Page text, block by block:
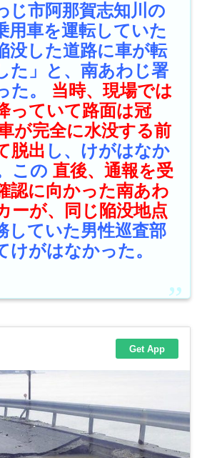
じ市阿那賀志知川の
用車を運転していた
没した道路に車が転
た」と、南あわじ署
た。 当時、現場では
っていて路面は冠
が完全に水没する前
脱出 し、けがはなか
この 直後、通報を受
認に向かった南あわ
ーが、同じ陥没地点
していた男性巡査部
けがはなかった。